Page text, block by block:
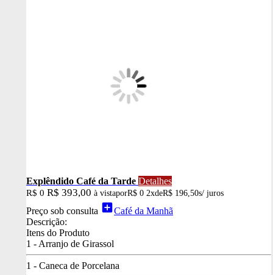
Explêndido Café da Tarde Detalhes
R$ 0 R$ 393,00 à vistaporR$ 0 2xdeR$ 196,50s/ juros
Preço sob consulta add_boxCafé da Manhã
Descrição:
Itens do Produto
1 - Arranjo de Girassol
1 - Caneca de Porcelana